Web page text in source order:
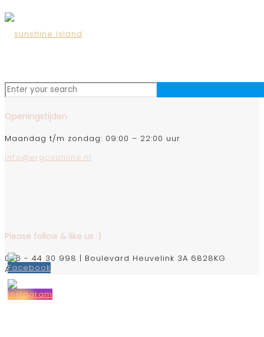
Openingstijden
Maandag t/m zondag: 09:00 – 22:00 uur
info@ergosunline.nl
Please follow & like us :)
026 - 44 30 998 | Boulevard Heuvelink 3A 6828KG
Arnhem